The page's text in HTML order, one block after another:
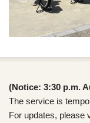
(Notice: 3:30 p.m.
The service is
For updates, please